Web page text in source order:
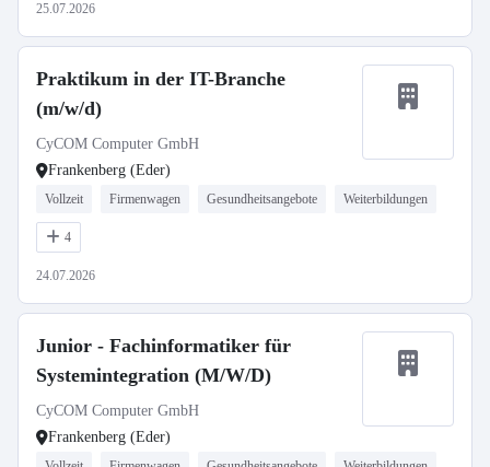
25.07.2026
Praktikum in der IT-Branche
(m/w/d)
CyCOM Computer GmbH
Frankenberg (Eder)
Vollzeit Firmenwagen Gesundheitsangebote Weiterbildungen
4
24.07.2026
Junior - Fachinformatiker für
Systemintegration (M/W/D)
CyCOM Computer GmbH
Frankenberg (Eder)